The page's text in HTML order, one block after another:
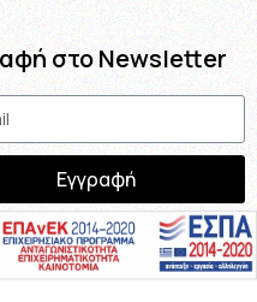
στο Newsletter
Εγγραφή